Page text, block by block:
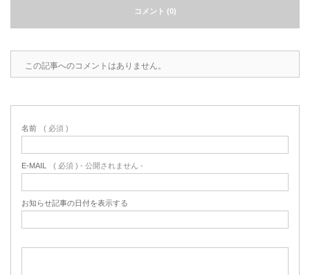
コメント (0)
この記事へのコメントはありません。
名前 ( 必須 )
E-MAIL ( 必須 ) - 公開されません -
お知らせ記事の日付を表示する